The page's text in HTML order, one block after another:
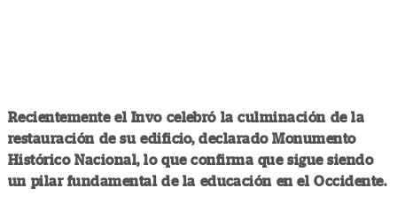
Recientemente el Invo celebró la culminación de la
restauración de su edificio, declarado Monumento
Histórico Nacional, lo que confirma que sigue siendo
un pilar fundamental de la educación en el Occidente.